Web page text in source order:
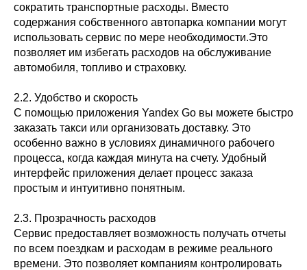
сократить транспортные расходы. Вместо
содержания собственного автопарка компании могут
использовать сервис по мере необходимости.Это
позволяет им избегать расходов на обслуживание
автомобиля, топливо и страховку.
2.2. Удобство и скорость
С помощью приложения Yandex Go вы можете быстро
заказать такси или организовать доставку. Это
особенно важно в условиях динамичного рабочего
процесса, когда каждая минута на счету. Удобный
интерфейс приложения делает процесс заказа
простым и интуитивно понятным.
2.3. Прозрачность расходов
Сервис предоставляет возможность получать отчеты
по всем поездкам и расходам в режиме реального
времени. Это позволяет компаниям контролировать